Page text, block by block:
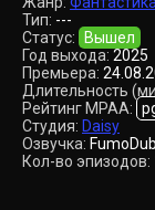
Тип: ---
Статус:
Вышел
Год выхода: 2025
Премьера:
Длительность
Рейтинг MPAA:
Студия: Daisy
Озвучка:
Кол-во эпизодов: